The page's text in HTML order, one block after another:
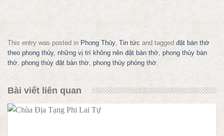
This entry was posted in Phong Thủy, Tin tức and tagged đặt bàn thờ
theo phong thủy, những vị trí không nên đặt bàn thờ, phong thủy bàn
thờ, phong thủy đặt bàn thờ, phong thủy phòng thờ.
Bài viết liên quan